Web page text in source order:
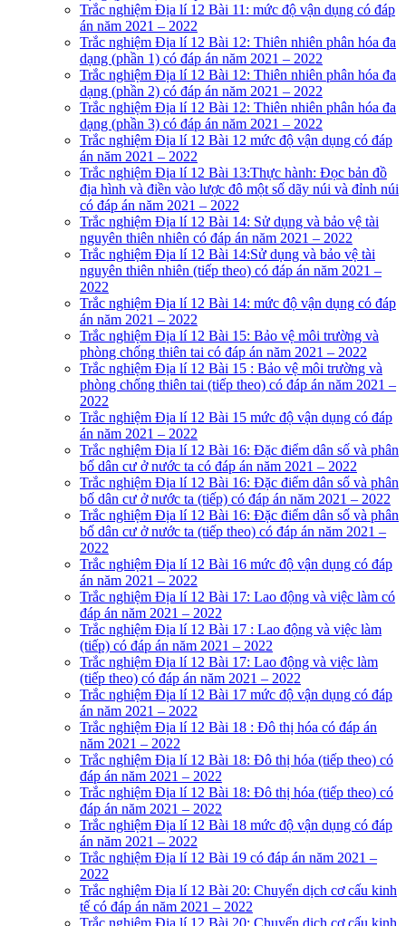
Trắc nghiệm Địa lí 12 Bài 11: mức độ vận dụng có đáp
án năm 2021 – 2022
Trắc nghiệm Địa lí 12 Bài 12: Thiên nhiên phân hóa đa
dạng (phần 1) có đáp án năm 2021 – 2022
Trắc nghiệm Địa lí 12 Bài 12: Thiên nhiên phân hóa đa
dạng (phần 2) có đáp án năm 2021 – 2022
Trắc nghiệm Địa lí 12 Bài 12: Thiên nhiên phân hóa đa
dạng (phần 3) có đáp án năm 2021 – 2022
Trắc nghiệm Địa lí 12 Bài 12 mức độ vận dụng có đáp
án năm 2021 – 2022
Trắc nghiệm Địa lí 12 Bài 13:Thực hành: Đọc bản đồ
địa hình và điền vào lược đô một số dãy núi và đỉnh núi
có đáp án năm 2021 – 2022
Trắc nghiệm Địa lí 12 Bài 14: Sử dụng và bảo vệ tài
nguyên thiên nhiên có đáp án năm 2021 – 2022
Trắc nghiệm Địa lí 12 Bài 14:Sử dụng và bảo vệ tài
nguyên thiên nhiên (tiếp theo) có đáp án năm 2021 –
2022
Trắc nghiệm Địa lí 12 Bài 14: mức độ vận dụng có đáp
án năm 2021 – 2022
Trắc nghiệm Địa lí 12 Bài 15: Bảo vệ môi trường và
phòng chống thiên tai có đáp án năm 2021 – 2022
Trắc nghiệm Địa lí 12 Bài 15 : Bảo vệ môi trường và
phòng chống thiên tai (tiếp theo) có đáp án năm 2021 –
2022
Trắc nghiệm Địa lí 12 Bài 15 mức độ vận dụng có đáp
án năm 2021 – 2022
Trắc nghiệm Địa lí 12 Bài 16: Đặc điểm dân số và phân
bố dân cư ở nước ta có đáp án năm 2021 – 2022
Trắc nghiệm Địa lí 12 Bài 16: Đặc điểm dân số và phân
bố dân cư ở nước ta (tiếp) có đáp án năm 2021 – 2022
Trắc nghiệm Địa lí 12 Bài 16: Đặc điểm dân số và phân
bố dân cư ở nước ta (tiếp theo) có đáp án năm 2021 –
2022
Trắc nghiệm Địa lí 12 Bài 16 mức độ vận dụng có đáp
án năm 2021 – 2022
Trắc nghiệm Địa lí 12 Bài 17: Lao động và việc làm có
đáp án năm 2021 – 2022
Trắc nghiệm Địa lí 12 Bài 17 : Lao động và việc làm
(tiếp) có đáp án năm 2021 – 2022
Trắc nghiệm Địa lí 12 Bài 17: Lao động và việc làm
(tiếp theo) có đáp án năm 2021 – 2022
Trắc nghiệm Địa lí 12 Bài 17 mức độ vận dụng có đáp
án năm 2021 – 2022
Trắc nghiệm Địa lí 12 Bài 18 : Đô thị hóa có đáp án
năm 2021 – 2022
Trắc nghiệm Địa lí 12 Bài 18: Đô thị hóa (tiếp theo) có
đáp án năm 2021 – 2022
Trắc nghiệm Địa lí 12 Bài 18: Đô thị hóa (tiếp theo) có
đáp án năm 2021 – 2022
Trắc nghiệm Địa lí 12 Bài 18 mức độ vận dụng có đáp
án năm 2021 – 2022
Trắc nghiệm Địa lí 12 Bài 19 có đáp án năm 2021 –
2022
Trắc nghiệm Địa lí 12 Bài 20: Chuyển dịch cơ cấu kinh
tế có đáp án năm 2021 – 2022
Trắc nghiệm Địa lí 12 Bài 20: Chuyển dịch cơ cấu kinh